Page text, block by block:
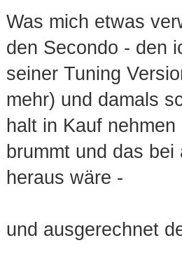
Was mich etwas
den Secondo - den
seiner Tuning
mehr) und damals
halt in Kauf
brummt und das
heraus wäre -
und ausgerechnet